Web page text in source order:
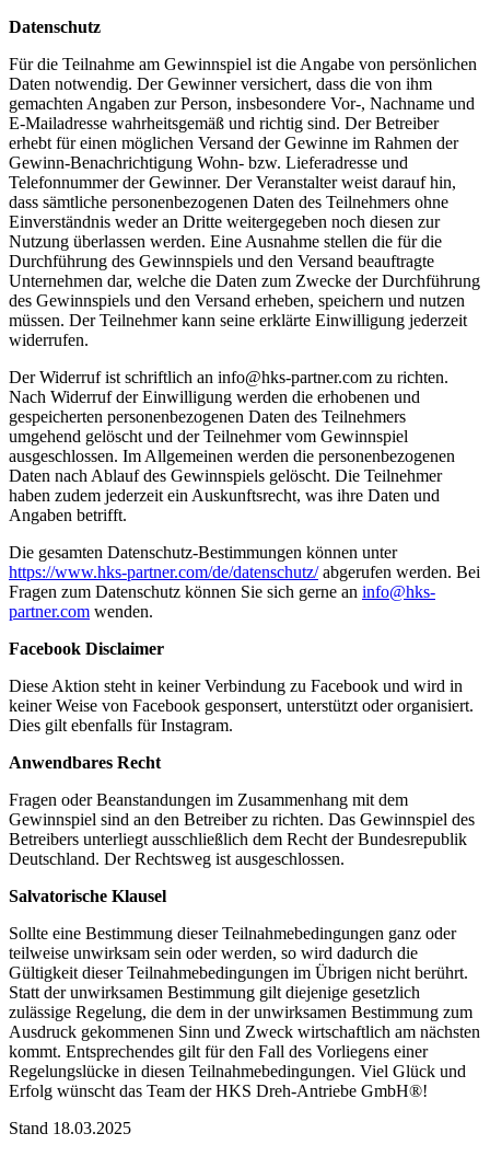
Datenschutz
Für die Teilnahme am Gewinnspiel ist die Angabe von persönlichen
Daten notwendig. Der Gewinner versichert, dass die von ihm
gemachten Angaben zur Person, insbesondere Vor-, Nachname und
E-Mailadresse wahrheitsgemäß und richtig sind. Der Betreiber
erhebt für einen möglichen Versand der Gewinne im Rahmen der
Gewinn-Benachrichtigung Wohn- bzw. Lieferadresse und
Telefonnummer der Gewinner. Der Veranstalter weist darauf hin,
dass sämtliche personenbezogenen Daten des Teilnehmers ohne
Einverständnis weder an Dritte weitergegeben noch diesen zur
Nutzung überlassen werden. Eine Ausnahme stellen die für die
Durchführung des Gewinnspiels und den Versand beauftragte
Unternehmen dar, welche die Daten zum Zwecke der Durchführung
des Gewinnspiels und den Versand erheben, speichern und nutzen
müssen. Der Teilnehmer kann seine erklärte Einwilligung jederzeit
widerrufen.
Der Widerruf ist schriftlich an info@hks-partner.com zu richten.
Nach Widerruf der Einwilligung werden die erhobenen und
gespeicherten personenbezogenen Daten des Teilnehmers
umgehend gelöscht und der Teilnehmer vom Gewinnspiel
ausgeschlossen. Im Allgemeinen werden die personenbezogenen
Daten nach Ablauf des Gewinnspiels gelöscht. Die Teilnehmer
haben zudem jederzeit ein Auskunftsrecht, was ihre Daten und
Angaben betrifft.
Die gesamten Datenschutz-Bestimmungen können unter
https://www.hks-partner.com/de/datenschutz/abgerufen werden. Bei
Fragen zum Datenschutz können Sie sich gerne an info@hks-
partner.com wenden.
Facebook Disclaimer
Diese Aktion steht in keiner Verbindung zu Facebook und wird in
keiner Weise von Facebook gesponsert, unterstützt oder organisiert.
Dies gilt ebenfalls für Instagram.
Anwendbares Recht
Fragen oder Beanstandungen im Zusammenhang mit dem
Gewinnspiel sind an den Betreiber zu richten. Das Gewinnspiel des
Betreibers unterliegt ausschließlich dem Recht der Bundesrepublik
Deutschland. Der Rechtsweg ist ausgeschlossen.
Salvatorische Klausel
Sollte eine Bestimmung dieser Teilnahmebedingungen ganz oder
teilweise unwirksam sein oder werden, so wird dadurch die
Gültigkeit dieser Teilnahmebedingungen im Übrigen nicht berührt.
Statt der unwirksamen Bestimmung gilt diejenige gesetzlich
zulässige Regelung, die dem in der unwirksamen Bestimmung zum
Ausdruck gekommenen Sinn und Zweck wirtschaftlich am nächsten
kommt. Entsprechendes gilt für den Fall des Vorliegens einer
Regelungslücke in diesen Teilnahmebedingungen. Viel Glück und
Erfolg wünscht das Team der HKS Dreh-Antriebe GmbH®!
Stand 18.03.2025